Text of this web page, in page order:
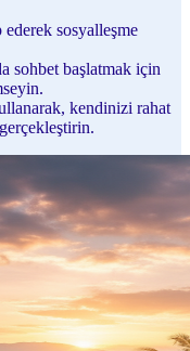
sosyalleşme
sohbet başlatmak için
kendinizi rahat